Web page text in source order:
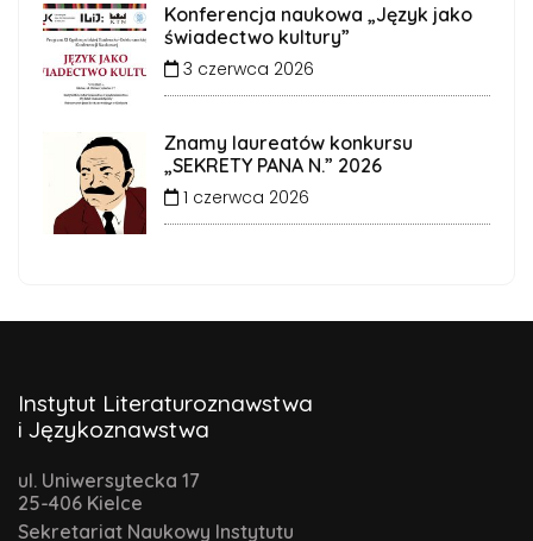
Konferencja naukowa „Język jako
świadectwo kultury”
3 czerwca 2026
Znamy laureatów konkursu
„SEKRETY PANA N.” 2026
1 czerwca 2026
Instytut Literaturoznawstwa
i Językoznawstwa
ul. Uniwersytecka 17
25-406 Kielce
Sekretariat Naukowy Instytutu